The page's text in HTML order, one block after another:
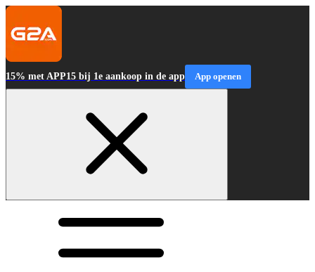
15% met APP15 bij 1e aankoop in de app App openen